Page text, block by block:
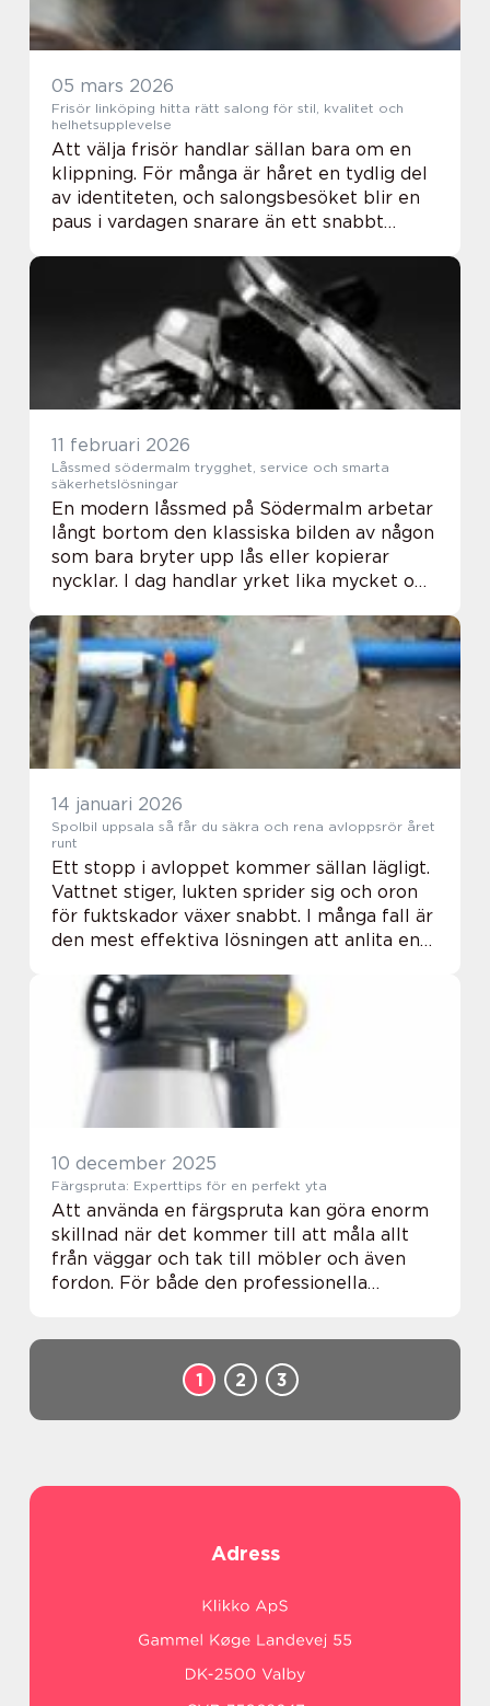
05 mars 2026
Frisör linköping hitta rätt salong för stil, kvalitet och
helhetsupplevelse
Att välja frisör handlar sällan bara om en
klippning. För många är håret en tydlig del
av identiteten, och salongsbesöket blir en
paus i vardagen snarare än ett snabbt
hjälper inte bara till med sax och färg,...
11 februari 2026
Låssmed södermalm trygghet, service och smarta
säkerhetslösningar
En modern låssmed på Södermalm arbetar
långt bortom den klassiska bilden av någon
som bara bryter upp lås eller kopierar
nycklar. I dag handlar yrket lika mycket om
För privatpersoner, bostadsrättsföreningar
...
14 januari 2026
Spolbil uppsala så får du säkra och rena avloppsrör året
runt
Ett stopp i avloppet kommer sällan lägligt.
Vattnet stiger, lukten sprider sig och oron
för fuktskador växer snabbt. I många fall är
den mest effektiva lösningen att anlita en
rensas rören skonsamt, grundligt oc...
10 december 2025
Färgspruta: Experttips för en perfekt yta
Att använda en färgspruta kan göra enorm
skillnad när det kommer till att måla allt
från väggar och tak till möbler och även
fordon. För både den professionella
1 2 3
Adress